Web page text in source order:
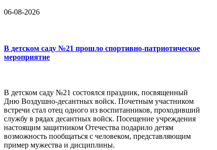
06-08-2026
В детском саду №21 прошло спортивно-патриотическое
мероприятие
В детском саду №21 состоялся праздник, посвященный
Дню Воздушно-десантных войск. Почетным участником
встречи стал отец одного из воспитанников, проходивший
службу в рядах десантных войск. Посещение учреждения
настоящим защитником Отечества подарило детям
возможность пообщаться с человеком, представляющим
пример мужества и дисциплины.